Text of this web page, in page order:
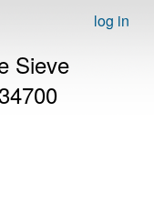
log in
Sieve